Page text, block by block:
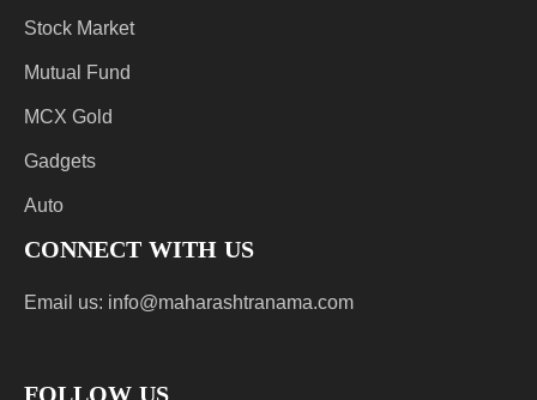
Stock Market
Mutual Fund
MCX Gold
Gadgets
Auto
CONNECT WITH US
Email us: info@maharashtranama.com